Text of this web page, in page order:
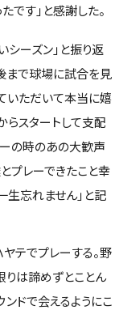
です」と感謝した。
ーズン」と振り返
まで球場に試合を見
いただいて本当に嬉
らスタートして支配
ーの時のあの大歓声
プレーできたこと幸
生忘れません」と記
テでプレーする。野
は諦めずとことん
ドで会えるようにこ